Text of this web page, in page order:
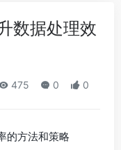
数据处理效
475 0 0
的方法和策略